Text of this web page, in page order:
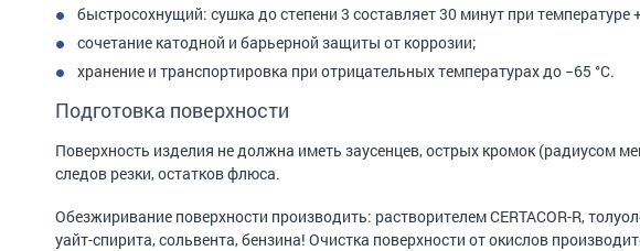
быстросохнущий: сушка до степени 3 составляет 30 минут при температуре
сочетание катодной и барьерной защиты от коррозии;
хранение и транспортировка при отрицательных температурах до −65 °С.
Подготовка поверхности
Поверхность изделия не должна иметь заусенцев, острых кромок (радиусом
следов резки, остатков флюса.
Обезжиривание поверхности производить: растворителем CERTACOR-R,
уайт-спирита, сольвента, бензина! Очистка поверхности от окислов